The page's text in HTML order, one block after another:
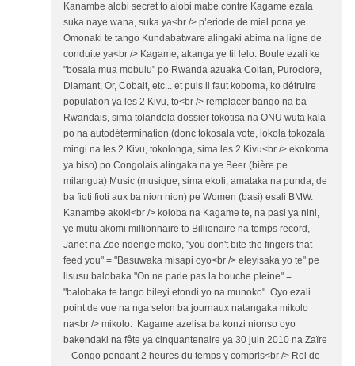
Kanambe alobi secret to alobi mabe contre Kagame ezala
suka naye wana, suka ya<br /> p’eriode de miel pona ye.
Omonaki te tango Kundabatware alingaki abima na ligne de
conduite ya<br /> Kagame, akanga ye tii lelo. Boule ezali ke
"bosala mua mobulu" po Rwanda azuaka Coltan, Puroclore,
Diamant, Or, Cobalt, etc... et puis il faut koboma, ko détruire
population ya les 2 Kivu, to<br /> remplacer bango na ba
Rwandais, sima tolandela dossier tokotisa na ONU wuta kala
po na autodétermination (donc tokosala vote, lokola tokozala
mingi na les 2 Kivu, tokolonga, sima les 2 Kivu<br /> ekokoma
ya biso) po Congolais alingaka na ye Beer (bière pe
milangua) Music (musique, sima ekoli, amataka na punda, de
ba fioti fioti aux ba nion nion) pe Women (basi) esali BMW.
Kanambe akoki<br /> koloba na Kagame te, na pasi ya nini,
ye mutu akomi millionnaire to Billionaire na temps record,
Janet na Zoe ndenge moko, "you don't bite the fingers that
feed you" = "Basuwaka misapi oyo<br /> eleyisaka yo te" pe
lisusu balobaka "On ne parle pas la bouche pleine" =
"balobaka te tango bileyi etondi yo na munoko". Oyo ezali
point de vue na nga selon ba journaux natangaka mikolo
na<br /> mikolo. Kagame azelisa ba konzi nionso oyo
bakendaki na fête ya cinquantenaire ya 30 juin 2010 na Zaïre
– Congo pendant 2 heures du temps y compris<br /> Roi de